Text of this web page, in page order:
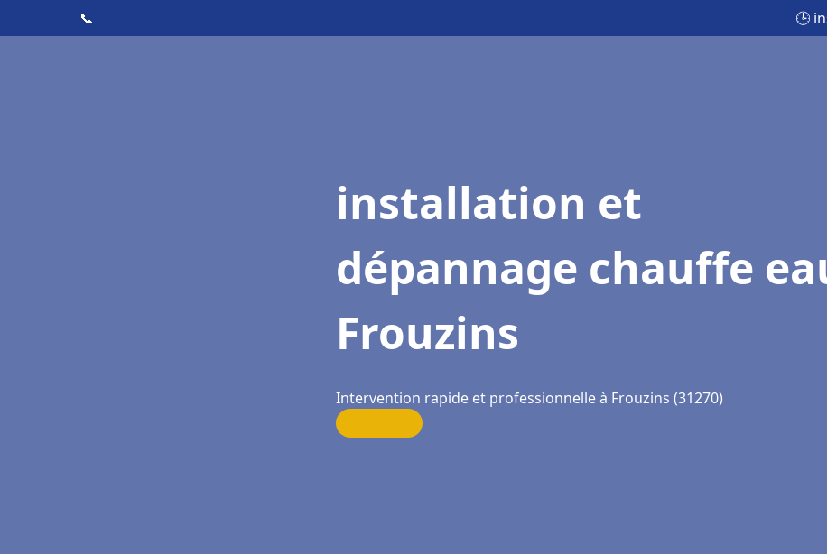
📞 🕒
installation et
dépannage chauffe
Frouzins
Intervention rapide et professionnelle à Frouzins (31270)